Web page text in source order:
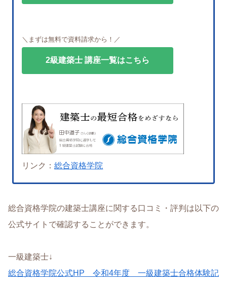
＼まずは無料で資料請求から！／
2級建築士 講座一覧はこちら
リンク：総合資格学院
総合資格学院の建築士講座に関する口コミ・評判は以下の
公式サイトで確認することができます。
一級建築士↓
総合資格学院公式HP 令和4年度 一級建築士合格体験記